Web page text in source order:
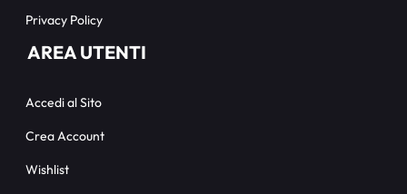
Privacy Policy
AREA UTENTI
Accedi al Sito
Crea Account
Wishlist